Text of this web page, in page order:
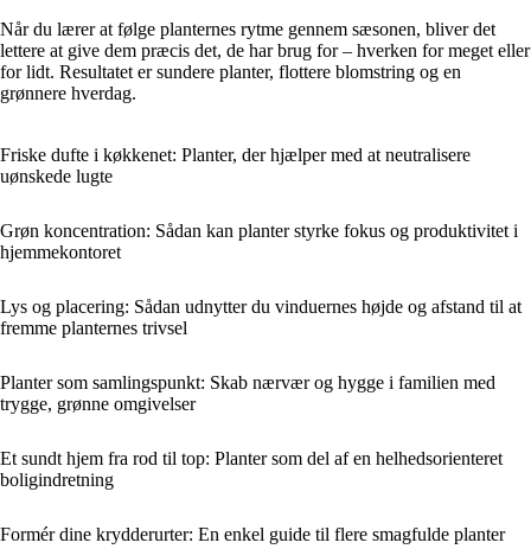
Når du lærer at følge planternes rytme gennem sæsonen, bliver det
lettere at give dem præcis det, de har brug for – hverken for meget eller
for lidt. Resultatet er sundere planter, flottere blomstring og en
grønnere hverdag.
Friske dufte i køkkenet: Planter, der hjælper med at neutralisere
uønskede lugte
Grøn koncentration: Sådan kan planter styrke fokus og produktivitet i
hjemmekontoret
Lys og placering: Sådan udnytter du vinduernes højde og afstand til at
fremme planternes trivsel
Planter som samlingspunkt: Skab nærvær og hygge i familien med
trygge, grønne omgivelser
Et sundt hjem fra rod til top: Planter som del af en helhedsorienteret
boligindretning
Formér dine krydderurter: En enkel guide til flere smagfulde planter